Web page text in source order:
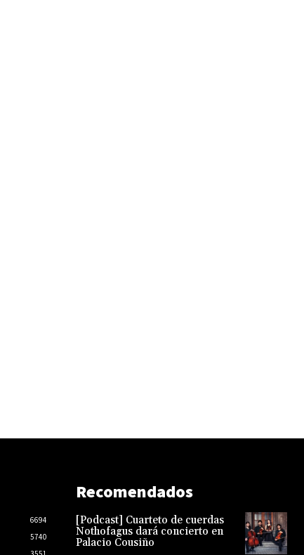
6694
5740
Recomendados
[Podcast] Cuarteto de cuerdas
Nothofagus dará concierto en
Palacio Cousiño